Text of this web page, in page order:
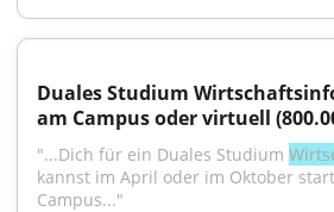
Duales Studium
am Campus oder virtuell
"...Dich für ein Duales Studium
kannst im April oder im Oktober
Campus..."